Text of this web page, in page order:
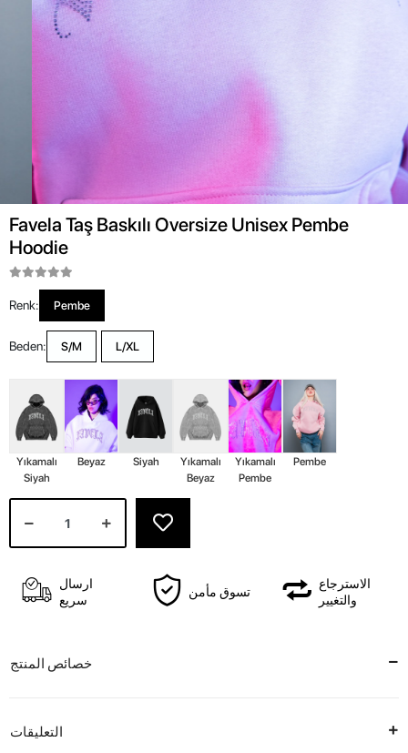
Favela Taş Baskılı Oversize Unisex Pembe
Hoodie
Renk: Pembe
Beden: S/M L/XL
Yıkamalı
Siyah
Beyaz Siyah
Yıkamalı
Beyaz
Yıkamalı
Pembe
Pembe
ارسال
سريع
تسوق مأمن
الاسترجاع
والتغيير
خصائص المنتج
التعليقات